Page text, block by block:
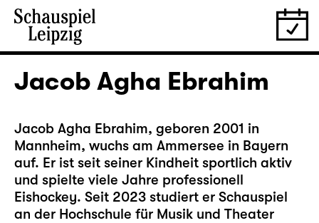
Jacob Agha Ebrahim
Jacob Agha Ebrahim, geboren 2001 in
Mannheim, wuchs am Ammersee in Bayern
auf. Er ist seit seiner Kindheit sportlich aktiv
und spielte viele Jahre professionell
Eishockey. Seit 2023 studiert er Schauspiel
an der Hochschule für Musik und Theater